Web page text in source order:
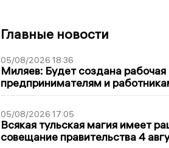
Главные новости
05/08/2026 18:36
Миляев: Будет создана
предпринимателям и
05/08/2026 17:05
Всякая тульская магия имеет
совещание правительства 4